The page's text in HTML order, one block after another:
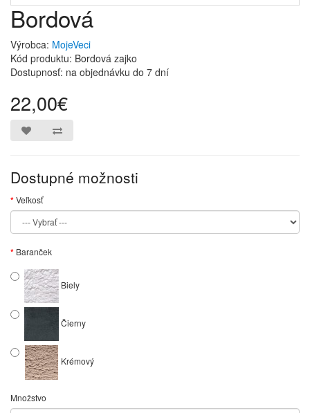
Bordová
Výrobca: MojeVeci
Kód produktu: Bordová zajko
Dostupnosť: na objednávku do 7 dní
22,00€
Dostupné možnosti
Veľkosť
Baranček
Biely
Čierny
Krémový
Množstvo